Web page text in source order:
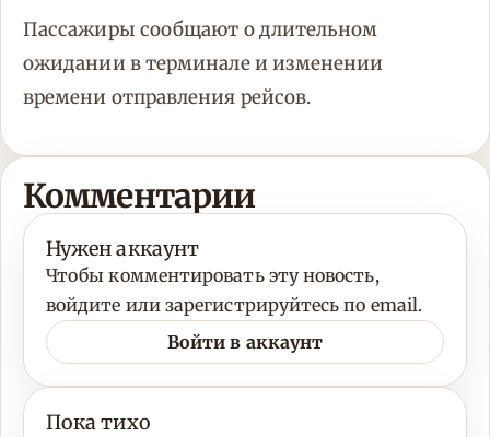
Пассажиры сообщают о длительном
ожидании в терминале и изменении
времени отправления рейсов.
Комментарии
Нужен аккаунт
Чтобы комментировать эту новость,
войдите или зарегистрируйтесь по email.
Войти в аккаунт
Пока тихо